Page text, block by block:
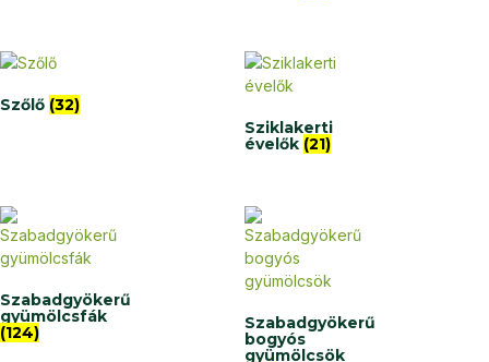
Szőlő (32)
Sziklakerti
évelők (21)
Szabadgyökerű
gyümölcsfák
(124)
Szabadgyökerű
bogyós
gyümölcsök